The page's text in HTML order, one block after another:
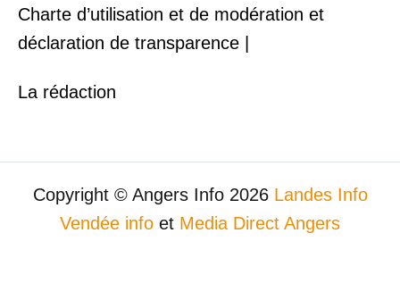
Charte d’utilisation et de modération et
déclaration de transparence |
La rédaction
Copyright © Angers Info 2026 Landes Info
Vendée info et Media Direct Angers